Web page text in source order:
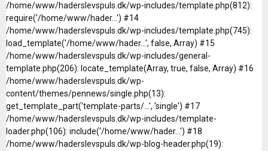
/home/www/haderslevspuls.dk/wp-includes/template.php(812):
require('/home/www/hader...') #14
/home/www/haderslevspuls.dk/wp-includes/template.php(745):
load_template('/home/www/hader...', false, Array) #15
/home/www/haderslevspuls.dk/wp-includes/general-
template.php(206): locate_template(Array, true, false, Array) #16
/home/www/haderslevspuls.dk/wp-
content/themes/pennews/single.php(13):
get_template_part('template-parts/...', 'single') #17
/home/www/haderslevspuls.dk/wp-includes/template-
loader.php(106): include('/home/www/hader...') #18
/home/www/haderslevspuls.dk/wp-blog-header.php(19):